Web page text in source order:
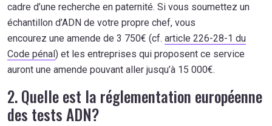
cadre d’une recherche en paternité. Si vous soumettez un
échantillon d’ADN de votre propre chef, vous
encourez une amende de 3 750€ (cf. article 226-28-1 du
Code pénal) et les entreprises qui proposent ce service
auront une amende pouvant aller jusqu’à 15 000€.
2. Quelle est la réglementation européenne
des tests ADN?